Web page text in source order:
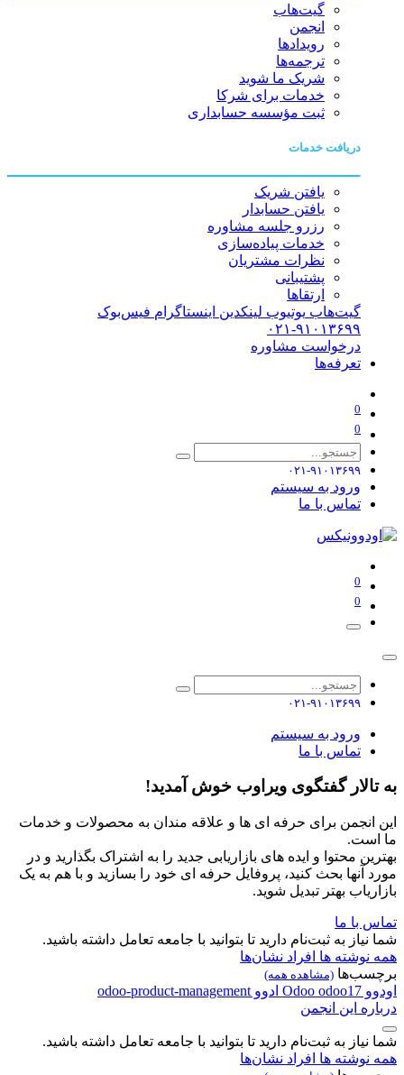
گیت‌هاب
انجمن
رویدادها
ترجمه‌ها
شریک ما شوید
خدمات برای شرکا
ثبت مؤسسه حسابداری
دریافت خدمات
یافتن شریک
یافتن حسابدار
رزرو جلسه مشاوره
خدمات پیاده‌سازی
نظرات مشتریان
پشتیبانی
ارتقاها
گیت‌هاب یوتیوب لینکدین اینستاگرام فیس‌بوک
۰۲۱-۹۱۰۱۳۶۹۹
درخواست مشاوره
تعرفه‌ها
0
0
۰۲۱-۹۱۰۱۳۶۹۹
ورود به سیستم
تماس با ما
0
0
۰۲۱-۹۱۰۱۳۶۹۹
ورود به سیستم
تماس با ما
به تالار گفتگوی ویراوب خوش آمدید!
این انجمن برای حرفه ای ها و علاقه مندان به محصولات و خدمات
ما است.
بهترین محتوا و ایده های بازاریابی جدید را به اشتراک بگذارید و در
مورد آنها بحث کنید، پروفایل حرفه ای خود را بسازید و با هم به یک
بازاریاب بهتر تبدیل شوید.
تماس با ما
شما نیاز به ثبت‌نام دارید تا بتوانید با جامعه تعامل داشته باشید.
همه نوشته ها افراد نشان‌ها
برچسب‌ها (مشاهده همه)
اودوو Odoo odoo17 ادوو odoo-product-management
درباره این انجمن
شما نیاز به ثبت‌نام دارید تا بتوانید با جامعه تعامل داشته باشید.
همه نوشته ها افراد نشان‌ها